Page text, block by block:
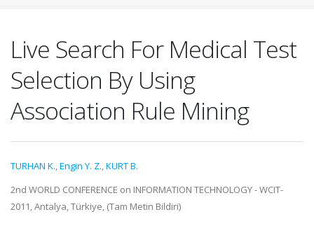
Live Search For Medical Test
Selection By Using
Association Rule Mining
TURHAN K.,Engin Y. Z.,KURT B.
2nd WORLD CONFERENCE on INFORMATION TECHNOLOGY - WCIT-
2011, Antalya, Türkiye, (Tam Metin Bildiri)